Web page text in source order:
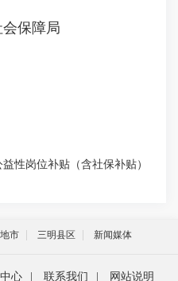
保障局
性岗位补贴（含社保补贴）
市 三明县区 新闻媒体
心 联系我们 网站说明